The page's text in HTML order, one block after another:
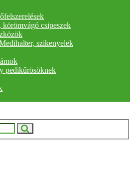
csipeszek
szikenyelek
pedikűrösöknek